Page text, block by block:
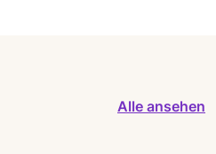
Alle ansehen